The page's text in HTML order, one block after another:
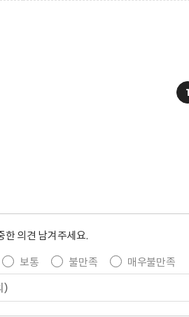
1
한 의견 남겨주세요.
보통 불만족
매우불만족